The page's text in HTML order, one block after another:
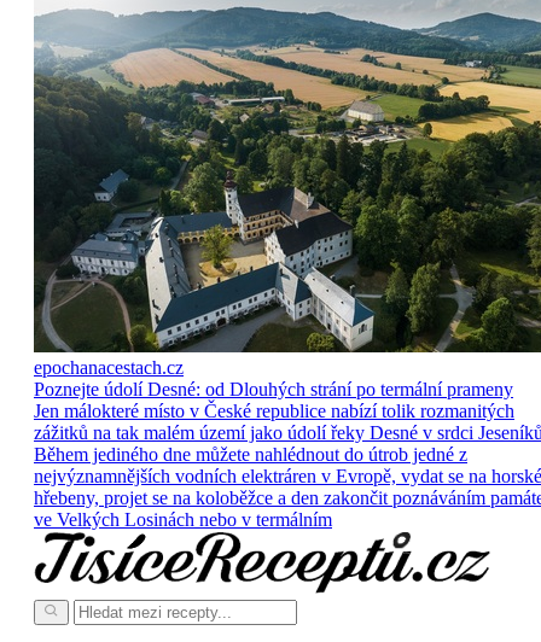
epochanacestach.cz
Poznejte údolí Desné: od Dlouhých strání po termální prameny
Jen málokteré místo v České republice nabízí tolik rozmanitých
zážitků na tak malém území jako údolí řeky Desné v srdci
Během jediného dne můžete nahlédnout do útrob jedné z
nejvýznamnějších vodních elektráren v Evropě, vydat se na horské
hřebeny, projet se na koloběžce a den zakončit poznáváním
ve Velkých Losinách nebo v termálním